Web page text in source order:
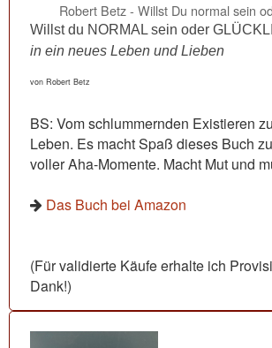
Robert Betz - Willst Du normal sein
Willst du NORMAL sein oder
in ein neues Leben und Lieben
von Robert Betz
BS: Vom schlummernden Existieren
Leben. Es macht Spaß dieses Buch
voller Aha-Momente. Macht Mut und
Das Buch bei Amazon
(Für validierte Käufe erhalte ich
Dank!)